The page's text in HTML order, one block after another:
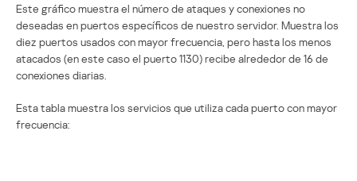
Este gráfico muestra el número de ataques y conexiones no
deseadas en puertos específicos de nuestro servidor. Muestra los
diez puertos usados con mayor frecuencia, pero hasta los menos
atacados (en este caso el puerto 1130) recibe alrededor de 16 de
conexiones diarias.
Esta tabla muestra los servicios que utiliza cada puerto con mayor
frecuencia: